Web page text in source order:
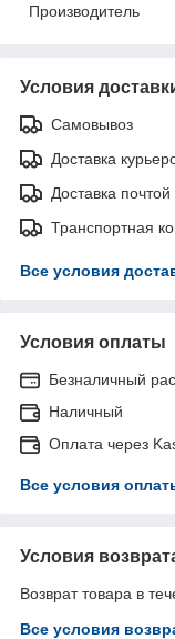
Производитель
Условия
Самовывоз
Доставка
Доставка почтой
Транспортная
Все условия
Условия оплаты
Безналичный
Наличный
Оплата через
Все условия
Условия
Возврат товара в
Все условия